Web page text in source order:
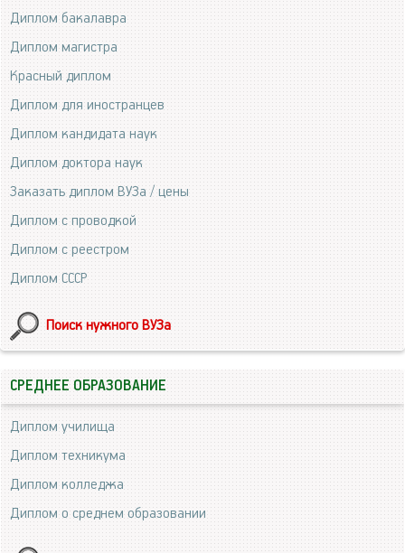
Диплом бакалавра
Диплом магистра
Красный диплом
Диплом для иностранцев
Диплом кандидата наук
Диплом доктора наук
Заказать диплом ВУЗа / цены
Диплом с проводкой
Диплом с реестром
Диплом СССР
Поиск нужного ВУЗа
СРЕДНЕЕ ОБРАЗОВАНИЕ
Диплом училища
Диплом техникума
Диплом колледжа
Диплом о среднем образовании